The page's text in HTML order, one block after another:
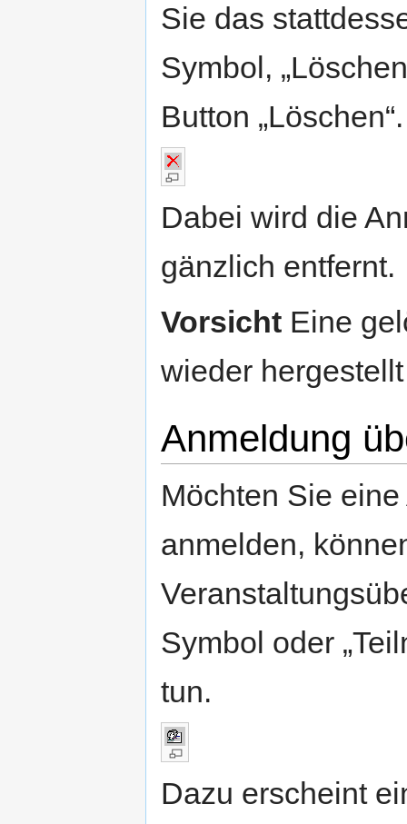
Sie das
Symbol,
Button „Löschen“.
Dabei wird die
gänzlich entfernt.
Vorsicht Eine
wieder
Anmeldung
Möchten Sie
anmelden,
Symbol oder
tun.
Dazu erscheint